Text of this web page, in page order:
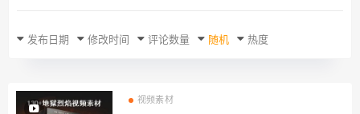
发布日期 修改时间 评论数量 随机 热度
视频素材